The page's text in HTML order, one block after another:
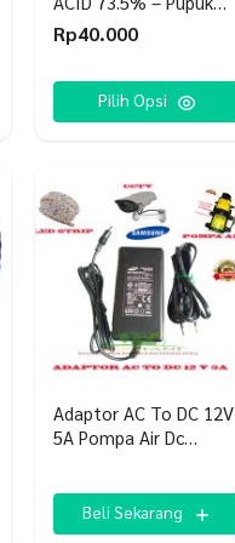
Asam Humat Organik
Rp40.000
Pilih Opsi
memiliki
Pilihan
dapat
diambil
halaman
produk
Adaptor AC To DC 12V
5A Pompa Air Dc
Beli Sekarang